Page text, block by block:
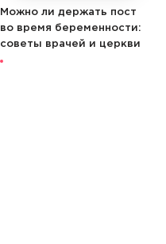
Можно ли держать пост
во время беременности:
советы врачей и церкви